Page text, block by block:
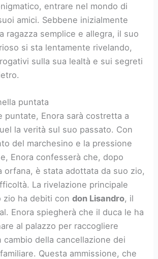
entrare nel mondo di
amici. Sebbene inizialmente
ragazza semplice e allegra, il suo
si sta lentamente rivelando,
sulla sua lealtà e sui segreti
puntata
puntate, Enora sarà costretta a
la verità sul suo passato. Con
del marchesino e la pressione
Enora confesserà che, dopo
orfana, è stata adottata da suo zio,
La rivelazione principale
zio ha debiti condon Lisandro, il
Enora spiegherà che il duca le ha
al palazzo per raccogliere
cambio della cancellazione dei
Questa ammissione, che